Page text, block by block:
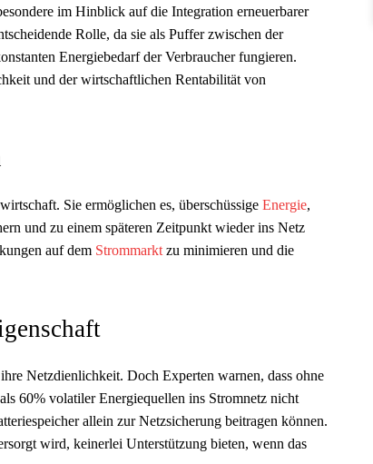
im Hinblick auf die Integration erneuerbarer
Rolle, da sie als Puffer zwischen der
Energiebedarf der Verbraucher fungieren.
und der wirtschaftlichen Rentabilität von
Sie ermöglichen es, überschüssige Energie,
und zu einem späteren Zeitpunkt wieder ins Netz
auf dem Strommarkt zu minimieren und die
Netzdienlichkeit. Doch Experten warnen, dass ohne
60% volatiler Energiequellen ins Stromnetz nicht
allein zur Netzsicherung beitragen können.
wird, keinerlei Unterstützung bieten, wenn das